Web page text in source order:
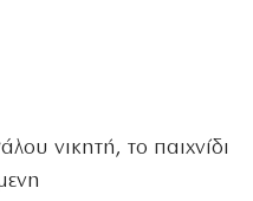
νικητή, το παιχνίδι